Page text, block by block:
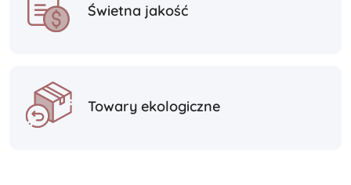
Świetna jakość
Towary ekologiczne